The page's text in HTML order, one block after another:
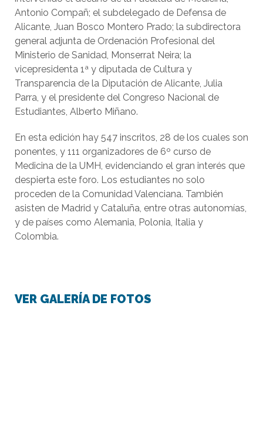
Antonio Compañ; el subdelegado de Defensa de
Alicante, Juan Bosco Montero Prado; la subdirectora
general adjunta de Ordenación Profesional del
Ministerio de Sanidad, Monserrat Neira; la
vicepresidenta 1ª y diputada de Cultura y
Transparencia de la Diputación de Alicante, Julia
Parra, y el presidente del Congreso Nacional de
Estudiantes, Alberto Miñano.
En esta edición hay 547 inscritos, 28 de los cuales son
ponentes, y 111 organizadores de 6º curso de
Medicina de la UMH, evidenciando el gran interés que
despierta este foro. Los estudiantes no solo
proceden de la Comunidad Valenciana. También
asisten de Madrid y Cataluña, entre otras autonomías,
y de países como Alemania, Polonia, Italia y
Colombia.
VER GALERÍA DE FOTOS